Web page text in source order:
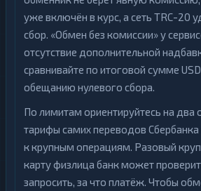
уже включён в курс, а сеть TRC-20
сбор. «Обмен без комиссии» у
отсутствие дополнительной
сравнивайте по итоговой сумме
обещанию нулевого сбора.
По лимитам ориентируйтесь на два
тарифы самих переводов
к крупным операциям. Разовый
карту физлица банк может
запросить, за что платёж. Чтобы